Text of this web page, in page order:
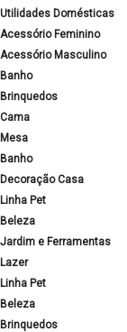
Utilidades Domésticas
Acessório Feminino
Acessório Masculino
Banho
Brinquedos
Cama
Mesa
Banho
Decoração Casa
Linha Pet
Beleza
Jardim e Ferramentas
Lazer
Linha Pet
Beleza
Brinquedos